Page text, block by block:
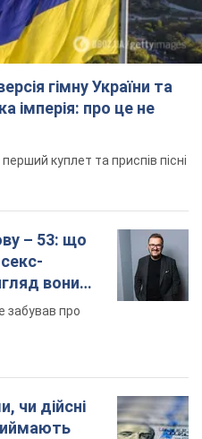
гімну України та
імперія: про це не
куплет та приспів пісні
– 53: що
вони
забував про
чи дійсні